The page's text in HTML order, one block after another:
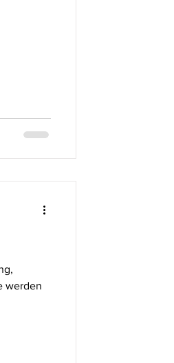
werden